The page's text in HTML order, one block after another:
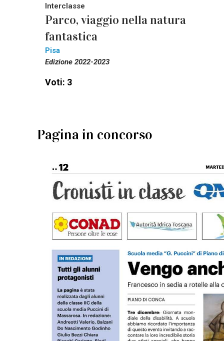
Interclasse
Parco, viaggio nella natura
fantastica
Pisa
Edizione 2022-2023
Voti: 3
Pagina in concorso